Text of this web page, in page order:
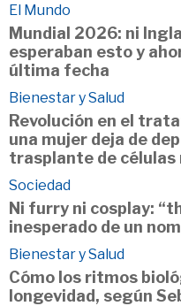
El Mundo
Mundial 2026: ni
esperaban esto y
última fecha
Bienestar y Salud
Revolución en el
una mujer deja de
trasplante de células
Sociedad
Ni furry ni cosplay:
inesperado de un
Bienestar y Salud
Cómo los ritmos
longevidad, según